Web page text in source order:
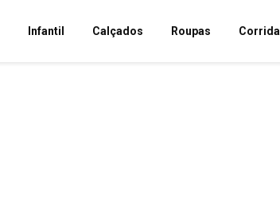
Infantil Calçados Roupas Corrida